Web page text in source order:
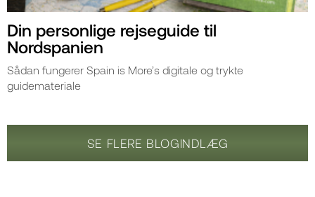
Din personlige rejseguide til
Nordspanien
Sådan fungerer Spain is More’s digitale og trykte
guidemateriale
SE FLERE BLOGINDLÆG